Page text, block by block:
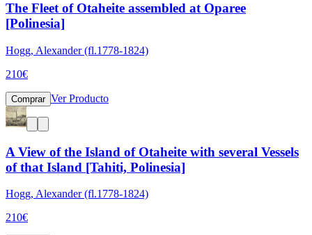
The Fleet of Otaheite assembled at Oparee
[Polinesia]
Hogg, Alexander (fl.1778-1824)
210€
Comprar Ver Producto
A View of the Island of Otaheite with several Vessels
of that Island [Tahiti, Polinesia]
Hogg, Alexander (fl.1778-1824)
210€